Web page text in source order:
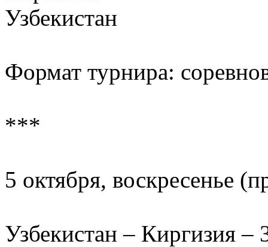
Узбекистан
Формат турнира:
***
5 октября, воскресенье
Узбекистан – Киргизия